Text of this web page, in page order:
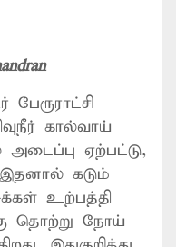
கால்வாய்
ஏற்பட்டு,
இதனால் கடும்
உற்பத்தி
தொற்று நோய்